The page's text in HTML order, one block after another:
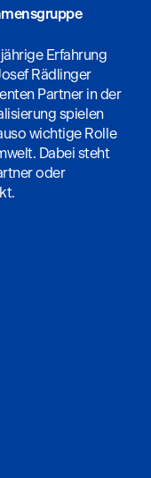
Erfahrung
Rädlinger
Partner in der
spielen
wichtige Rolle
Dabei steht
oder